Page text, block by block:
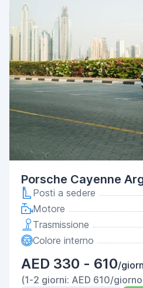
Porsche Cayenne
Posti a sedere
Motore
Trasmissione
Colore interno
AED 330 - 610/
(1-2 giorni: AED 610/